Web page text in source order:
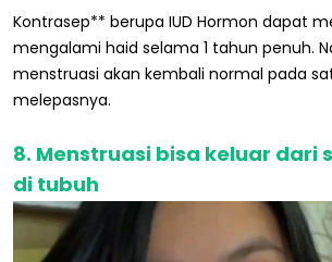
Kontrasep** berupa IUD Hormon dapat
mengalami haid selama 1 tahun penuh.
menstruasi akan kembali normal pada
melepasnya.
8. Menstruasi bisa keluar dari
di tubuh